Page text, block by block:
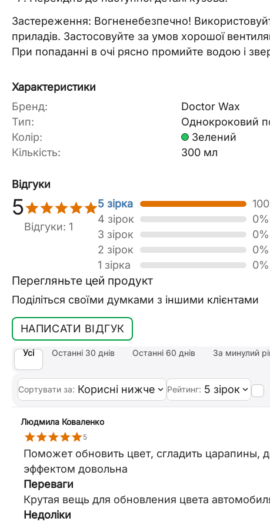
Застереження: Вогненебезпечно!
приладів. Застосовуйте за умов хорошої
При попаданні в очі рясно промийте водою і
Характеристики
Бренд:
Doctor Wax
Тип:
Однокроковий
Колір:
Зелений
Кількість:
300 мл
Відгуки
5
Відгуки: 1
5 зірка
4 зірок
0%
3 зірок
0%
2 зірок
0%
1 зірка
0%
Перегляньте цей продукт
Поділіться своїми думками з іншими клієнтами
НАПИСАТИ ВІДГУК
Усі Останні 30 днів Останні 60 днів За минулий
Сортувати за: Корисні нижче Рейтинг: 5 зірок
Людмила Коваленко
5
Поможет обновить цвет, сгладить царапины,
эффектом довольна
Переваги
Крутая вещь для обновления цвета
Недоліки